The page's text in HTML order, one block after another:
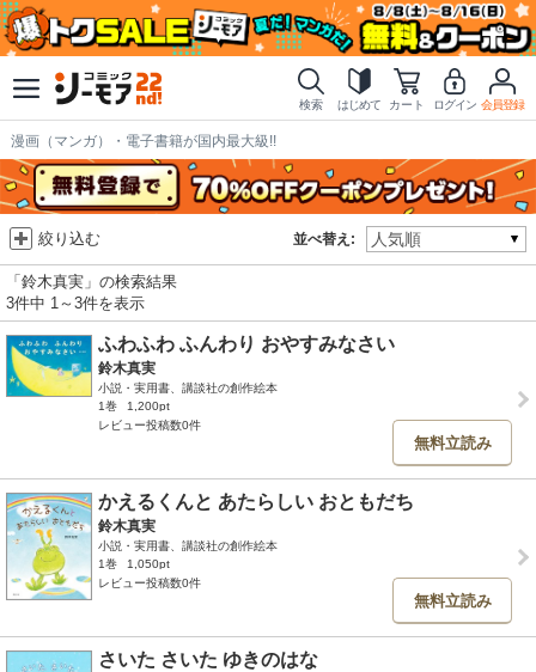
検索 はじめて カート ログイン 会員登録
漫画（マンガ）・電子書籍が国内最大級!!
並べ替え:
絞り込む
「鈴木真実」の検索結果
3件中 1～3件を表示
ふわふわ ふんわり おやすみなさい
鈴木真実
小説・実用書、講談社の創作絵本
1巻
1,200pt
レビュー投稿数0件
無料立読み
かえるくんと あたらしい おともだち
鈴木真実
小説・実用書、講談社の創作絵本
1巻
1,050pt
レビュー投稿数0件
無料立読み
さいた さいた ゆきのはな